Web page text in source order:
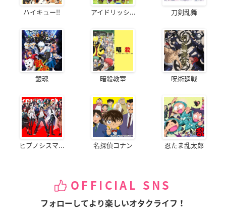
ハイキュー!! アイドリッシ... 刀剣乱舞
銀魂 暗殺教室 呪術廻戦
ヒプノシスマ... 名探偵コナン 忍たま乱太郎
OFFICIAL SNS
フォローしてより楽しいオタクライフ！